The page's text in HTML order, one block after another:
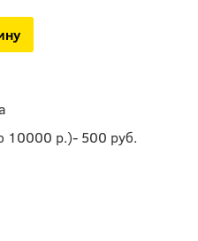
10000 р.)- 500 руб.